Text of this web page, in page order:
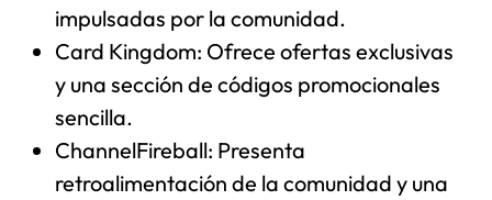
impulsadas por la comunidad.
Card Kingdom: Ofrece ofertas exclusivas
y una sección de códigos promocionales
sencilla.
ChannelFireball: Presenta
retroalimentación de la comunidad y una